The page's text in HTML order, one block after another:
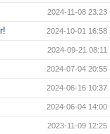
2024-11-08 23:23
2024-10-01 16:58
2024-09-21 08:11
2024-07-04 20:55
2024-06-16 10:37
2024-06-04 14:00
2023-11-09 12:25